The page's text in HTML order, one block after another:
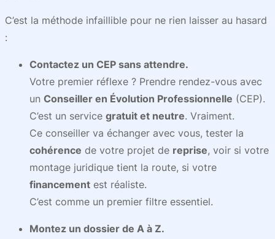
C’est la méthode infaillible pour ne rien laisser au hasard
:
Contactez un CEP sans attendre.
Votre premier réflexe ? Prendre rendez-vous avec
un Conseiller en Évolution Professionnelle (CEP).
C’est un service gratuit et neutre. Vraiment.
Ce conseiller va échanger avec vous, tester la
cohérence de votre projet de reprise, voir si votre
montage juridique tient la route, si votre
financement est réaliste.
C’est comme un premier filtre essentiel.
Montez un dossier de A à Z.